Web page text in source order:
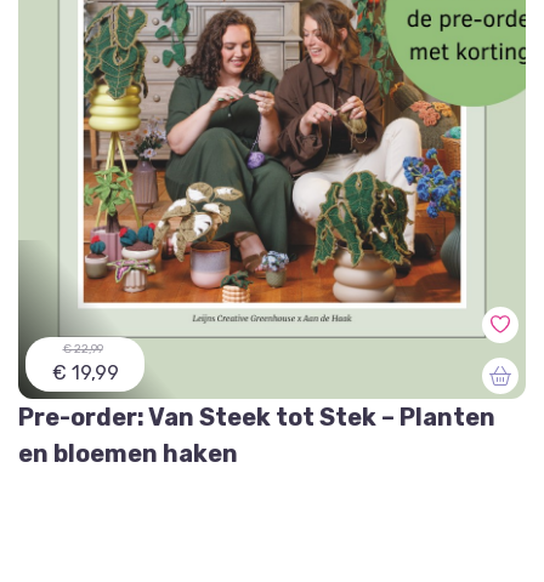
€ 22,99
€ 19,99
Pre-order: Van Steek tot Stek – Planten
en bloemen haken